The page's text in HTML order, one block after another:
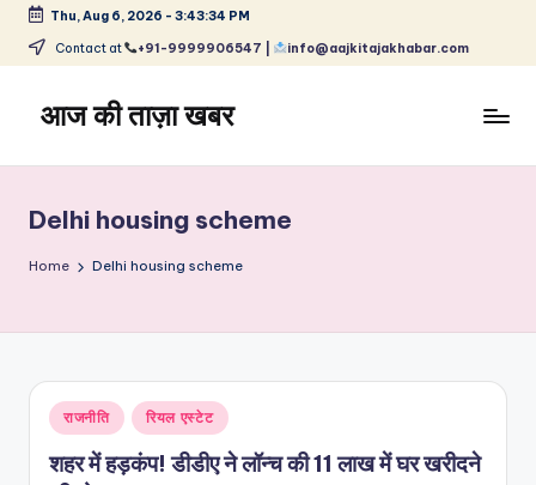
Skip
content
Thu, Aug 6, 2026 - 3:43:35 PM
Contact at +91-9999906547 | info@aajkitajakhabar.com
आज की ताज़ा खबर
ताज़ा
समाचार
–
और
विश्व
Delhi housing scheme
Home Delhi housing scheme
Posted
in
राजनीति रियल एस्टेट
शहर में हड़कंप! डीडीए ने लॉन्च की 11 लाख में घर खरीदने